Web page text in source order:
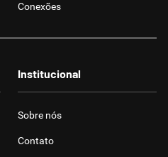
Conexões
Institucional
Sobre nós
Contato